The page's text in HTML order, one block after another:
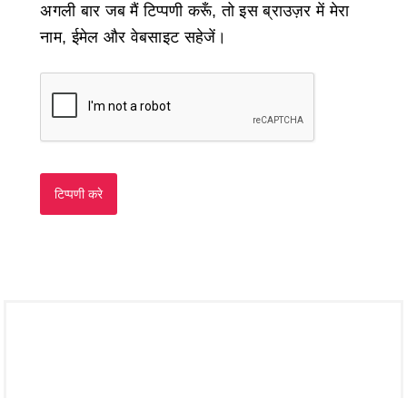
अगली बार जब मैं टिप्पणी करूँ, तो इस ब्राउज़र में मेरा
नाम, ईमेल और वेबसाइट सहेजें।